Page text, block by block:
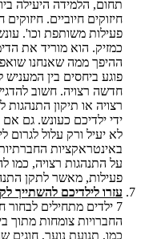
תחום, הלמידה היעילה
חיזוקים חיוביים.
פעילות משותפת וכו'.
כמזיק. הוא מוריד את
ההיפך ממה שאנחנו
פוגע ביחסים בין
חדשה רצויה. חשוב
רצויה או תיקון התנהגות
ידי ילדיכם כעונש. גם
לא יעיל ורק עלול לגרום
באינטראקציות
על התנהגות רצויה, כמו
פעילות, מאשר לתקן
עזרו לילדיכם להשתייך
7 ילדים מתחילים
החברויות צומחות מתוך
כמו, תנועת נוער, חוגים